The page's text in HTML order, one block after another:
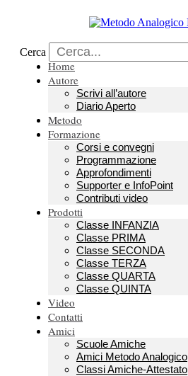
Cerca
Home
Autore
Scrivi all’autore
Diario Aperto
Metodo
Formazione
Corsi e convegni
Programmazione
Approfondimenti
Supporter e InfoPoint
Contributi video
Prodotti
Classe INFANZIA
Classe PRIMA
Classe SECONDA
Classe TERZA
Classe QUARTA
Classe QUINTA
Video
Contatti
Amici
Scuole Amiche
Amici Metodo Analogico
Classi Amiche-Attestato